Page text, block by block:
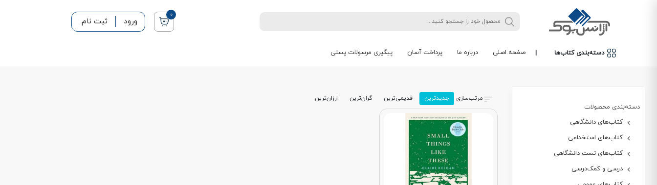
0
ورود ثبت نام
دسته‌بندی کتاب‌ها | صفحه اصلی درباره ما پرداخت آسان پیگیری مرسولات پستی
دسته‌بندی محصولات
کتاب‌های دانشگاهی
کتاب‌های استخدامی
کتاب‌های تست دانشگاهی
درسی و کمک‌درسی
مرتب‌سازی جدیدترین قدیمی‌ترین گران‌ترین ارزان‌ترین